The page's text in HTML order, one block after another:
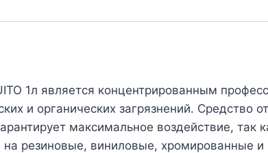
1л является концентрированным
и органических загрязнений. Средство
максимальное воздействие, так
на резиновые, виниловые, хромированные